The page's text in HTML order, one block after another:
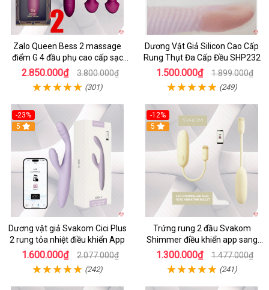
Zalo Queen Bess 2 massage
điểm G 4 đầu phụ cao cấp sạc
tiện lợi
2.850.000₫ 3.800.000₫
(301)
Dương Vật Giả Silicon Cao Cấp
Rung Thụt Đa Cấp Đều SHP232
1.500.000₫ 1.899.000₫
(249)
-23%
5
Dương vật giả Svakom Cici Plus
2 rung tỏa nhiệt điều khiển App
1.600.000₫ 2.077.000₫
(242)
-12%
5
Trứng rung 2 đầu Svakom
Shimmer điều khiển app sang
trọng chất lượng
1.300.000₫ 1.477.000₫
(241)